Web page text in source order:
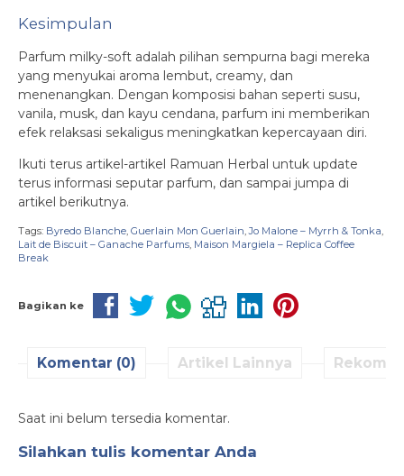
Kesimpulan
Parfum milky-soft adalah pilihan sempurna bagi mereka
yang menyukai aroma lembut, creamy, dan
menenangkan. Dengan komposisi bahan seperti susu,
vanila, musk, dan kayu cendana, parfum ini memberikan
efek relaksasi sekaligus meningkatkan kepercayaan diri.
Ikuti terus artikel-artikel Ramuan Herbal untuk update
terus informasi seputar parfum, dan sampai jumpa di
artikel berikutnya.
Tags: Byredo Blanche, Guerlain Mon Guerlain,Jo Malone – Myrrh & Tonka,
Lait de Biscuit – Ganache Parfums, Maison Margiela – Replica Coffee
Break
Bagikan ke
Komentar (0) Artikel Lainnya
Saat ini belum tersedia komentar.
Silahkan tulis komentar Anda